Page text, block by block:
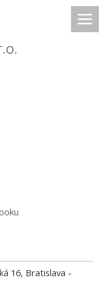
16, Bratislava -